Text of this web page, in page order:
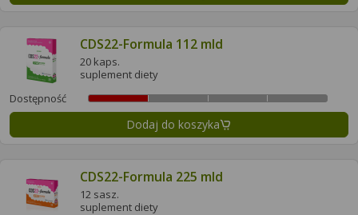
CDS22-Formula 112 mld
20 kaps.
suplement diety
Dostępność
Dodaj do koszyka
CDS22-Formula 225 mld
12 sasz.
suplement diety